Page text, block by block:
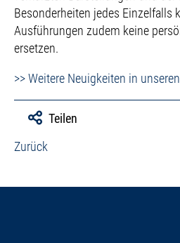
Besonderheiten jedes Einzelfalls
Ausführungen zudem keine
ersetzen.
>> Weitere Neuigkeiten in
Teilen
Zurück